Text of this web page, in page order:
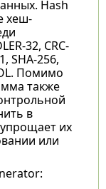
Hash
хеш-
32, CRC-
SHA-256,
Помимо
также
в
их
или